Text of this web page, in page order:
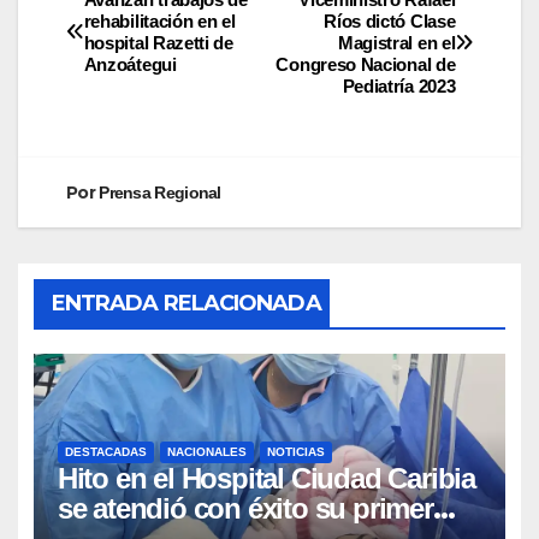
Ríos dictó Clase
Magistral en el
Congreso Nacional de
Pediatría 2023
rehabilitación en el
hospital Razetti de
Anzoátegui
PorPrensa Regional
ENTRADA RELACIONADA
DESTACADAS NACIONALES NOTICIAS
Hito en el Hospital Ciudad Caribia
se atendió con éxito su primer